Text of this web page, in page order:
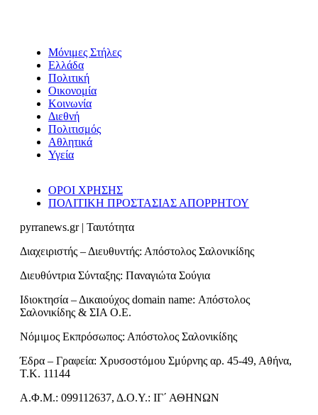
Μόνιμες Στήλες
Ελλάδα
Πολιτική
Οικονομία
Κοινωνία
Διεθνή
Πολιτισμός
Αθλητικά
Υγεία
ΟΡΟΙ ΧΡΗΣΗΣ
ΠΟΛΙΤΙΚΗ ΠΡΟΣΤΑΣΙΑΣ ΑΠΟΡΡΗΤΟΥ
pyrranews.gr | Ταυτότητα
Διαχειριστής – Διευθυντής: Απόστολος Σαλονικίδης
Διευθύντρια Σύνταξης: Παναγιώτα Σούγια
Ιδιοκτησία – Δικαιούχος domain name: Απόστολος
Σαλονικίδης & ΣΙΑ Ο.Ε.
Νόμιμος Εκπρόσωπος: Απόστολος Σαλονικίδης
Έδρα – Γραφεία: Χρυσοστόμου Σμύρνης αρ. 45-49, Αθήνα,
Τ.Κ. 11144
Α.Φ.Μ.: 099112637, Δ.Ο.Υ.: ΙΓ΄ ΑΘΗΝΩΝ